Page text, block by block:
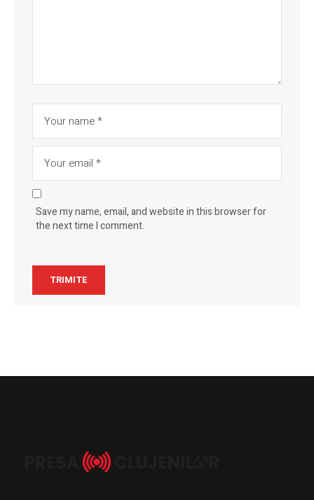
Save my name, email, and website in this browser for
the next time I comment.